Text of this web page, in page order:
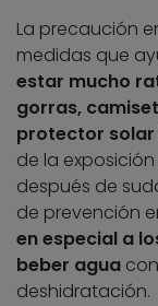
La precaución
medidas que
estar mucho
gorras,
protector solar
de la
después de
de prevención
en especial a
beber agua
deshidratación.